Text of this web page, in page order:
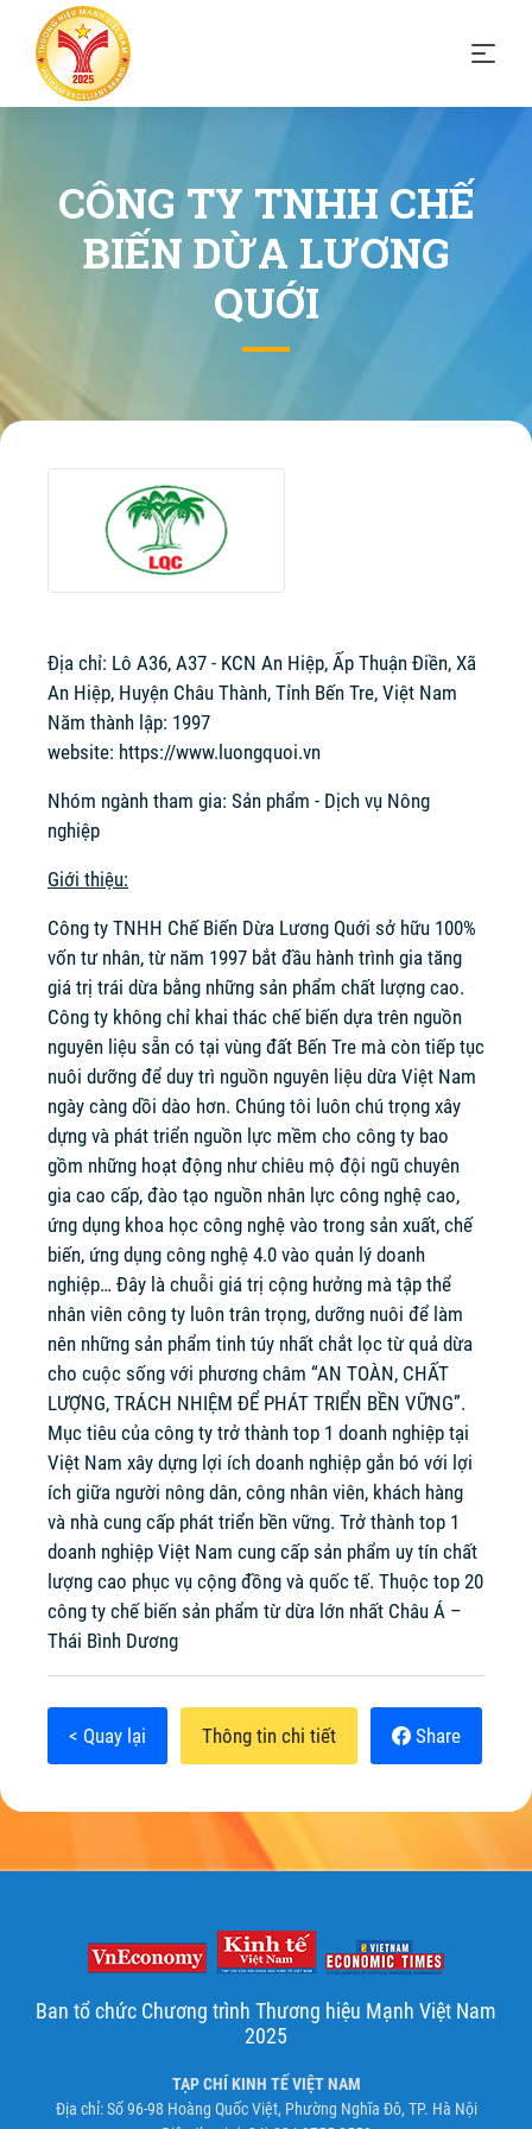
CÔNG TY TNHH CHẾ
BIẾN DỪA LƯƠNG
QUỚI
Địa chỉ: Lô A36, A37 - KCN An Hiệp, Ấp Thuận Điền, Xã
An Hiệp, Huyện Châu Thành, Tỉnh Bến Tre, Việt Nam
Năm thành lập: 1997
website: https://www.luongquoi.vn
Nhóm ngành tham gia: Sản phẩm - Dịch vụ Nông
nghiệp
Giới thiệu:
Công ty TNHH Chế Biến Dừa Lương Quới sở hữu 100%
vốn tư nhân, từ năm 1997 bắt đầu hành trình gia tăng
giá trị trái dừa bằng những sản phẩm chất lượng cao.
Công ty không chỉ khai thác chế biến dựa trên nguồn
nguyên liệu sẵn có tại vùng đất Bến Tre mà còn tiếp tục
nuôi dưỡng để duy trì nguồn nguyên liệu dừa Việt Nam
ngày càng dồi dào hơn. Chúng tôi luôn chú trọng xây
dựng và phát triển nguồn lực mềm cho công ty bao
gồm những hoạt động như chiêu mộ đội ngũ chuyên
gia cao cấp, đào tạo nguồn nhân lực công nghệ cao,
ứng dụng khoa học công nghệ vào trong sản xuất, chế
biến, ứng dụng công nghệ 4.0 vào quản lý doanh
nghiệp… Đây là chuỗi giá trị cộng hưởng mà tập thể
nhân viên công ty luôn trân trọng, dưỡng nuôi để làm
nên những sản phẩm tinh túy nhất chắt lọc từ quả dừa
cho cuộc sống với phương châm “AN TOÀN, CHẤT
LƯỢNG, TRÁCH NHIỆM ĐỂ PHÁT TRIỂN BỀN VỮNG”.
Mục tiêu của công ty trở thành top 1 doanh nghiệp tại
Việt Nam xây dựng lợi ích doanh nghiệp gắn bó với lợi
ích giữa người nông dân, công nhân viên, khách hàng
và nhà cung cấp phát triển bền vững. Trở thành top 1
doanh nghiệp Việt Nam cung cấp sản phẩm uy tín chất
lượng cao phục vụ cộng đồng và quốc tế. Thuộc top 20
công ty chế biến sản phẩm từ dừa lớn nhất Châu Á –
Thái Bình Dương
< Quay lại Thông tin chi tiết Share
Ban tổ chức Chương trình Thương hiệu Mạnh Việt Nam
2025
TẠP CHÍ KINH TẾ VIỆT NAM
Địa chỉ: Số 96-98 Hoàng Quốc Việt, Phường Nghĩa Đô, TP. Hà Nội